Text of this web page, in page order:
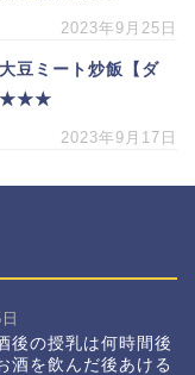
2023年9月25日
豆ミート炒飯【ダ
★★★
2023年9月17日
後の授乳は何時間後
酒を飲んだ後あける